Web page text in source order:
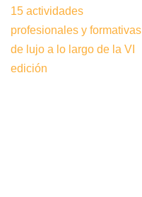
15 actividades
profesionales y formativas
de lujo a lo largo de la VI
edición